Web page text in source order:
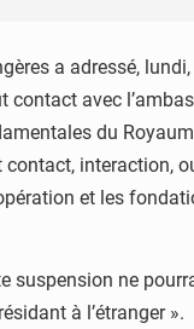
a adressé,
avec
du
interaction,
et les
suspension ne
à l’étranger ».